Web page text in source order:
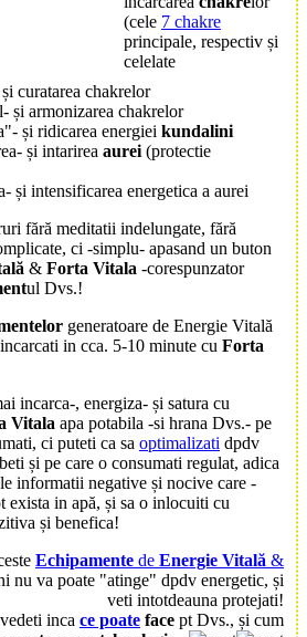
(cele 7 chakre
principale, respectiv și
celelate
curatarea chakrelor
și armonizarea chakrelor
și ridicarea energiei kundalini
și intarirea aurei (protectie
și intensificarea energetica a aurei
fără meditatii indelungate, fără
ci -simplu- apasand un buton
& Forta Vitala -corespunzator
ul Dvs.!
generatoare de Energie Vitală
in cca. 5-10 minute cu Forta
incarca-, energiza- și satura cu
Vitala apa potabila -si hrana Dvs.- pe
ci puteti ca sa optimalizati dpdv
și pe care o consumati regulat, adica
informatii negative și nocive care -
exista in apă, și sa o inlocuiti cu
și benefica!
Echipamente de Energie Vitală &
nu va poate "atinge" dpdv energetic, și
veti intotdeauna protejati!
inca ce poate face pt Dvs., și cum